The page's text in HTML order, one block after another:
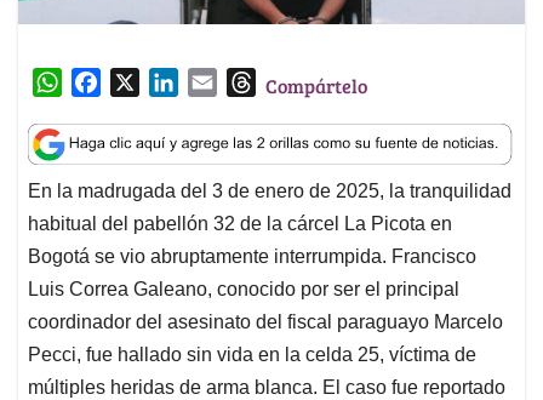
W
a
t
s
A
p
p
c
e
b
o
o
k
n
k
e
d
I
n
a
i
l
T
r
e
a
d
s
Compártelo
En la madrugada del 3 de enero de 2025, la tranquilidad
habitual del pabellón 32 de la cárcel La Picota en
Bogotá se vio abruptamente interrumpida. Francisco
Luis Correa Galeano, conocido por ser el principal
coordinador del asesinato del fiscal paraguayo Marcelo
Pecci, fue hallado sin vida en la celda 25, víctima de
múltiples heridas de arma blanca. El caso fue reportado